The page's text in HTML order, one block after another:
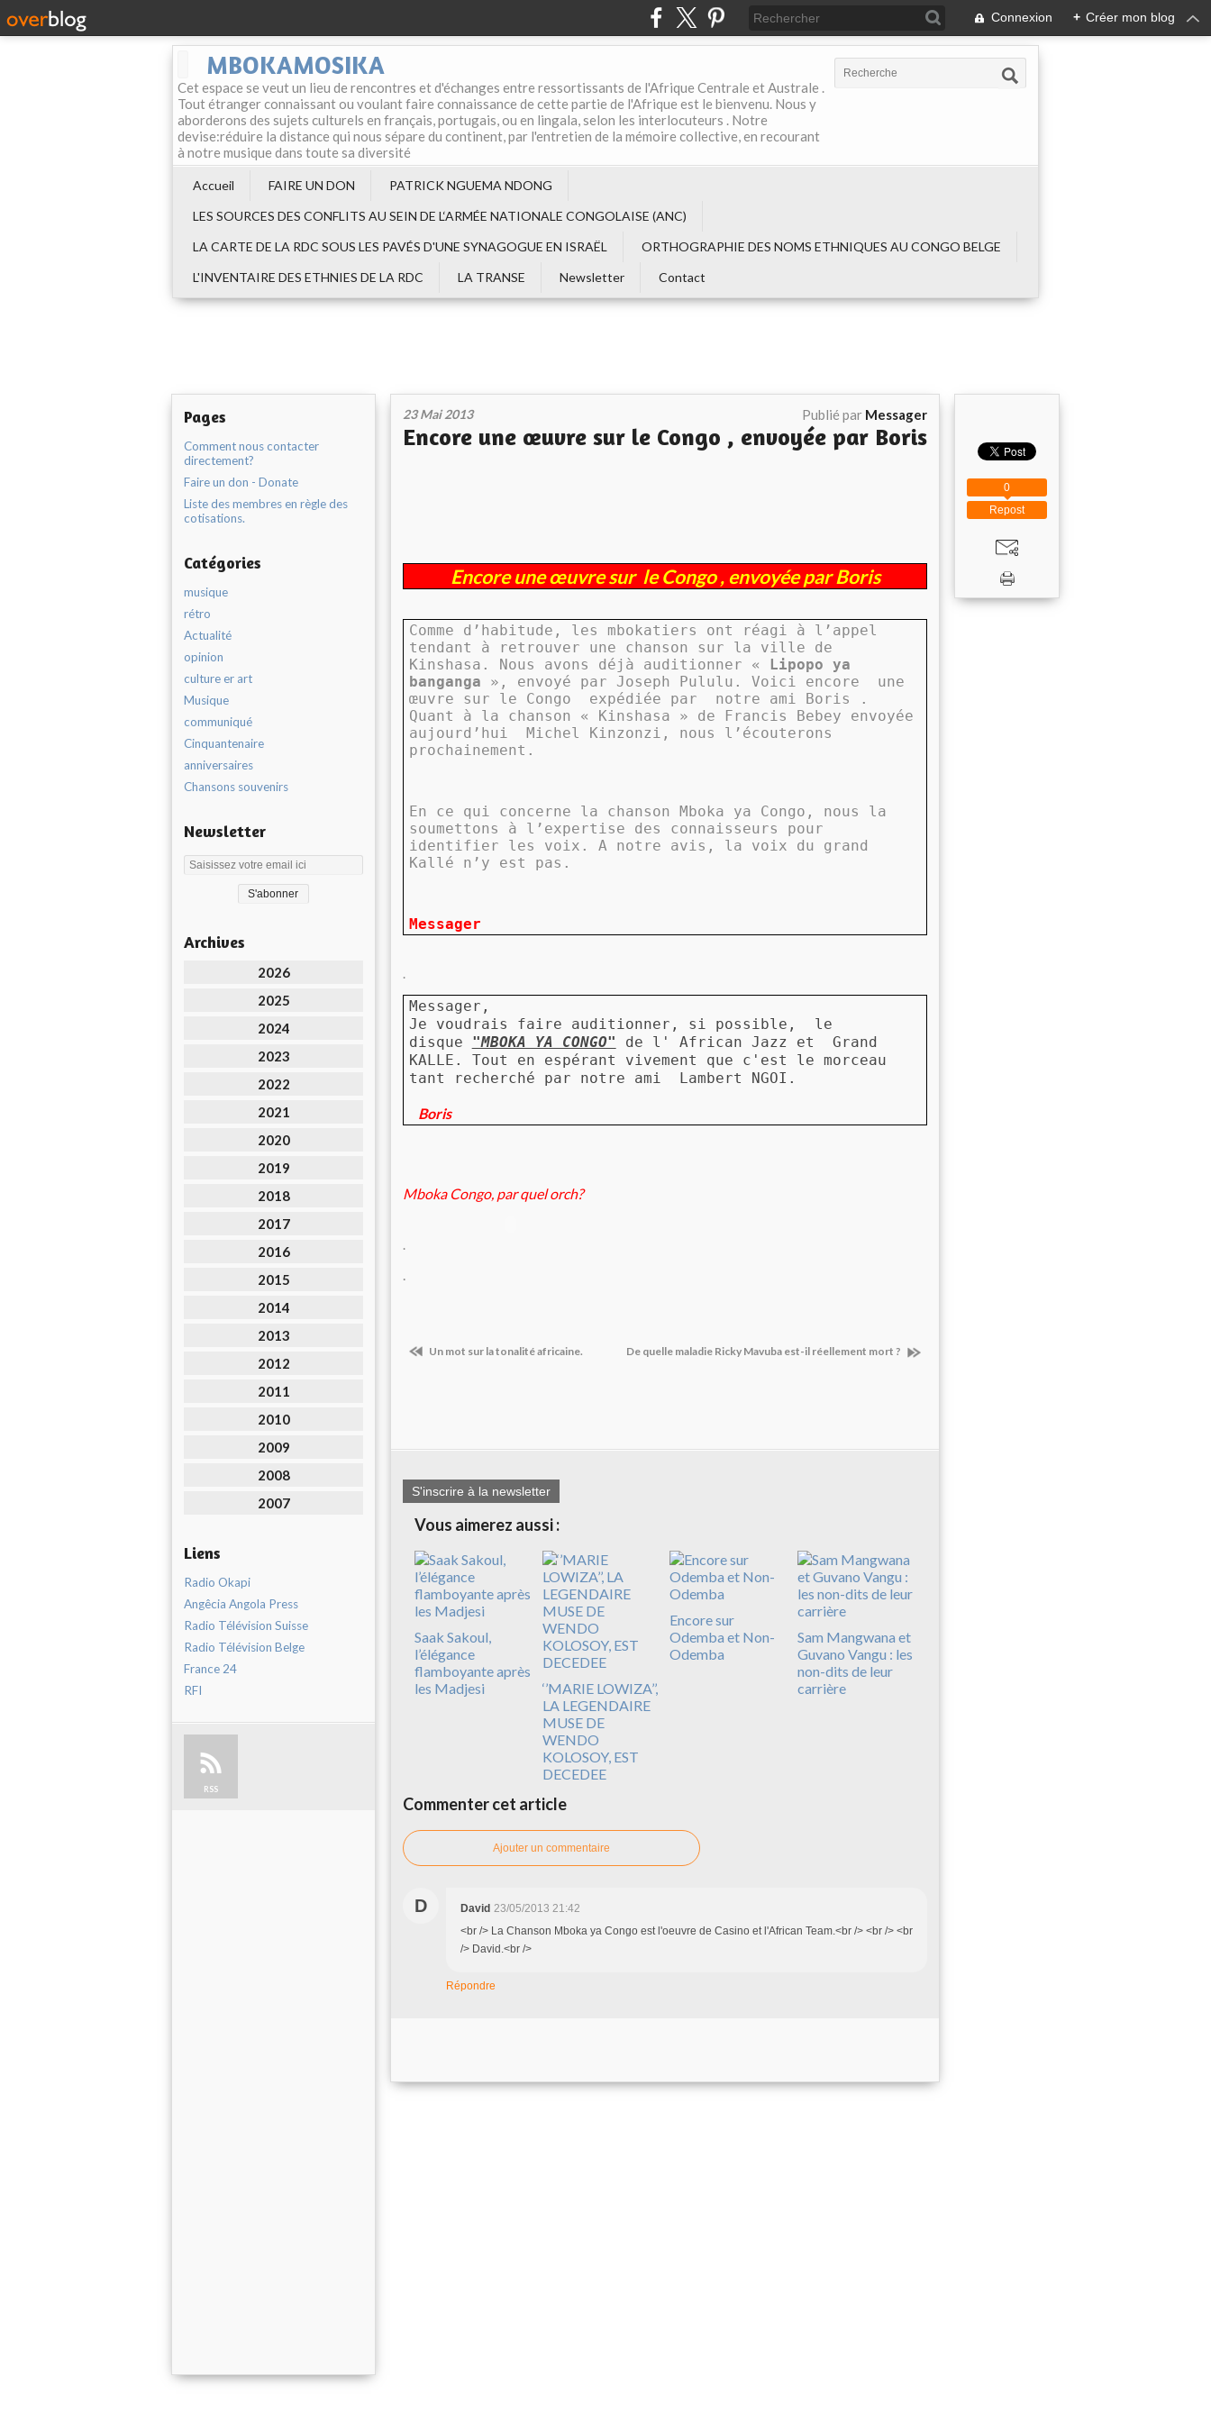
Connexion + Créer mon blog
MBOKAMOSIKA
Cet espace se veut un lieu de rencontres et d'échanges entre ressortissants de l'Afrique Centrale et Australe .
Tout étranger connaissant ou voulant faire connaissance de cette partie de l'Afrique est le bienvenu. Nous y
aborderons des sujets culturels en français, portugais, ou en lingala, selon les interlocuteurs . Notre
devise:réduire la distance qui nous sépare du continent, par l'entretien de la mémoire collective, en recourant
à notre musique dans toute sa diversité
Accueil FAIRE UN DON
PATRICK NGUEMA NDONG
LES SOURCES DES CONFLITS AU SEIN DE L‘ARMÉE NATIONALE CONGOLAISE (ANC)
LA CARTE DE LA RDC SOUS LES PAVÉS D'UNE SYNAGOGUE EN ISRAËL
ORTHOGRAPHIE DES NOMS ETHNIQUES AU CONGO BELGE
L'INVENTAIRE DES ETHNIES DE LA RDC
LA TRANSE Newsletter Contact
Pages
Comment nous contacter
directement?
Faire un don - Donate
Liste des membres en règle des
cotisations.
Catégories
musique
rétro
Actualité
opinion
culture er art
Musique
communiqué
Cinquantenaire
anniversaires
Chansons souvenirs
Newsletter
Archives
2026
2025
2024
2023
2022
2021
2020
2019
2018
2017
2016
2015
2014
2013
2012
2011
2010
2009
2008
2007
Liens
Radio Okapi
Angêcia Angola Press
Radio Télévision Suisse
Radio Télévision Belge
France 24
RFI
RSS
23 Mai 2013 Publié par Messager
Encore une œuvre sur le Congo , envoyée par Boris
Encore une œuvre sur le Congo , envoyée par Boris
Comme d’habitude, les mbokatiers ont réagi à l’appel
tendant à retrouver une chanson sur la ville de
Kinshasa. Nous avons déjà auditionner « Lipopo ya
banganga », envoyé par Joseph Pululu. Voici encore
une
œuvre sur le Congo
expédiée par
notre ami Boris .
Quant à la chanson « Kinshasa » de Francis Bebey envoyée
aujourd’hui
Michel Kinzonzi, nous l’écouterons
prochainement.
En ce qui concerne la chanson Mboka ya Congo, nous la
soumettons à l’expertise des connaisseurs pour
identifier les voix. A notre avis, la voix du grand
Kallé n’y est pas.
Messager
.
Messager,
Je voudrais faire auditionner, si possible, le
disque "MBOKA YA CONGO" de l' African Jazz et Grand
KALLE. Tout en espérant vivement que c'est le morceau
tant recherché par notre ami Lambert NGOI.
Boris
Mboka Congo, par quel orch?
.
.
Un mot sur la tonalité africaine. De quelle maladie Ricky Mavuba est-il réellement mort ?
S'inscrire à la newsletter
Vous aimerez aussi :
Saak Sakoul,
l’élégance
flamboyante après
les Madjesi
‘’MARIE LOWIZA’’,
LA LEGENDAIRE
MUSE DE
WENDO
KOLOSOY, EST
DECEDEE
Encore sur
Odemba et Non-
Odemba
Sam Mangwana et
Guvano Vangu : les
non-dits de leur
carrière
Commenter cet article
Ajouter un commentaire
D David 23/05/2013 21:42
<br /> La Chanson Mboka ya Congo est l'oeuvre de Casino et l'African Team.<br /> <br /> <br
/> David.<br />
Répondre
Repost
0